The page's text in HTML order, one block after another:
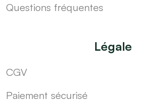
Questions fréquentes
Légale
CGV
Paiement sécurisé